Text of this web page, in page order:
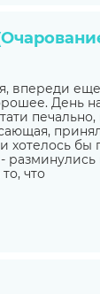
впереди
День
печально,
хотелось бы
что